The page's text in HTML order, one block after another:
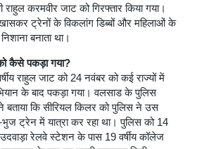
करमवीर जाट को गिरफ्तार किया गया।
ट्रेनों के विकलांग डिब्बों और महिलाओं के
बनाता था।
कैसे पकड़ा गया?
राहुल जाट को 24 नवंबर को कई राज्यों में
के बाद पकड़ा गया। वलसाड के पुलिस
बताया कि सीरियल किलर को पुलिस ने उस
ट्रेन में यात्रा कर रहा था। पुलिस को 14
रेलवे स्टेशन के पास 19 वर्षीय कॉलेज